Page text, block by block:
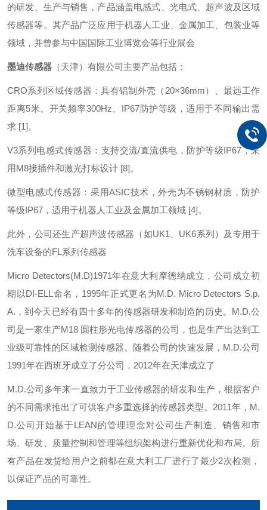
的研发、生产与销售，产品涵盖电感式、光电式、超声波及区域
传感器等。其产品广泛应用于机器人工业、金属加工、包装业等
领域，并曾参与中国国际工业博览会等行业展会
墨迪传感器 （天津）有限公司主要产品包括：
CRO系列区域传感器：具有铝制外壳（20×36mm）、最远工作
距离5米、开关频率300Hz、IP67防护等级，适用于不同输出需
求 [1]。
V3系列电感式传感器：支持交流/直流供电，防护等级IP67，采
用M8接插件和激光打标设计 [8]。
微型电感式传感器：采用ASIC技术，外壳为不锈钢材质，防护
等级IP67，适用于机器人工业及金属加工领域 [4]。
此外，公司还生产超声波传感器（如UK1、UK6系列）及专用于
洗车设备的FL系列传感器
Micro Detectors(M.D)1971年在意大利摩德纳成立，公司成立初
期以DI-ELL命名，1995年正式更名为M.D. Micro Detectors S.p.
A.，到今天已经有四十多年的传感器研发和制造的历史。M.D.公
司是一家生产M18 圆柱形光电传感器的公司，也是生产出达到工
业级可靠性的区域检测传感器。随着公司的快速发展，M.D.公司
1991年在西班牙成立了分公司，2012年在天津成立了
M.D.公司多年来一直致力于工业传感器的研发和生产，根据客户
的不同需求推出了可供客户多重选择的传感器类型。2011年，M.
D.公司开始基于LEAN的管理理念对公司生产制造、销售和市
场、研发、质量控制和管理等组织架构进行重新优化和布局。所
有产品在发货给用户之前都在意大利工厂进行了最少2次检测，
以保证产品的可靠性。